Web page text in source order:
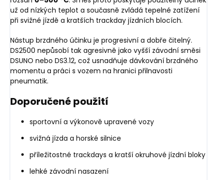
už od nízkých teplot a současně zvládá tepelné zatížení
při svižné jízdě a kratších trackday jízdních blocích.
Nástup brzdného účinku je progresivní a dobře čitelný.
DS2500 nepůsobí tak agresivně jako vyšší závodní směsi
DSUNO nebo DS3.12, což usnadňuje dávkování brzdného
momentu a práci s vozem na hranici přilnavosti
pneumatik.
Doporučené použití
sportovní a výkonově upravené vozy
svižná jízda a horské silnice
příležitostné trackdays a kratší okruhové jízdní bloky
lehké závodní nasazení